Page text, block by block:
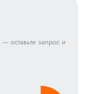
оставьте запрос и